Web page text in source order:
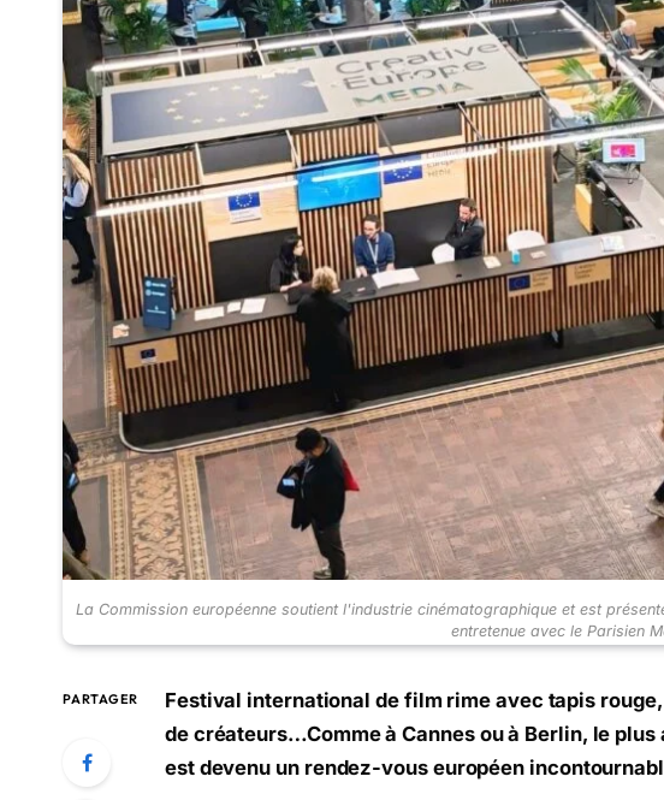
La Commission européenne soutient l'industrie cinématographique et est
entretenue avec le Parisien
PARTAGER
Festival international de film rime avec tapis
de créateurs…Comme à Cannes ou à Berlin, le
est devenu un rendez-vous européen